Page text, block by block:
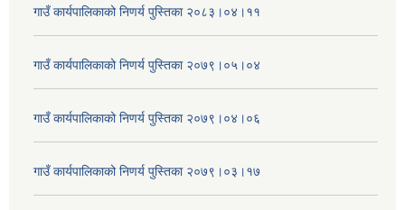
गाउँ कार्यपालिकाको निणर्य पुस्तिका २०८३।०४।११
गाउँ कार्यपालिकाको निणर्य पुस्तिका २०७९।०५।०४
गाउँ कार्यपालिकाको निणर्य पुस्तिका २०७९।०४।०६
गाउँ कार्यपालिकाको निणर्य पुस्तिका २०७९।०३।१७